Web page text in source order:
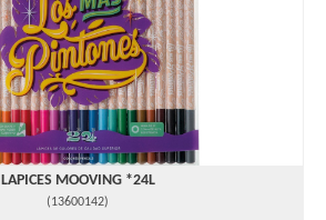
LAPICES MOOVING *24L
(13600142)